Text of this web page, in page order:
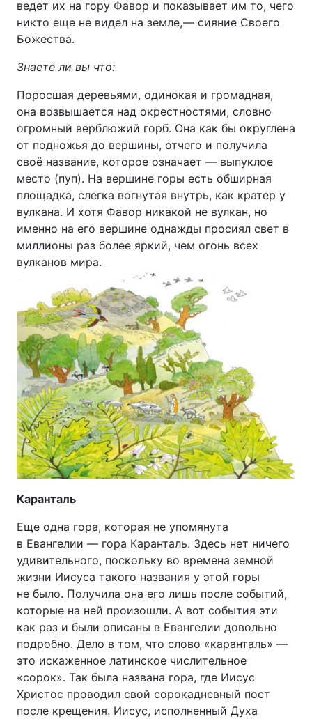
ведет их на гору Фавор и показывает им то, чего
никто еще не видел на земле, — сияние Своего
Божества.
Знаете ли вы что:
Поросшая деревьями, одинокая и громадная,
она возвышается над окрестностями, словно
огромный верблюжий горб. Она как бы округлена
от подножья до вершины, отчего и получила
своё название, которое означает — выпуклое
место (пуп). На вершине горы есть обширная
площадка, слегка вогнутая внутрь, как кратер у
вулкана. И хотя Фавор никакой не вулкан, но
именно на его вершине однажды просиял свет в
миллионы раз более яркий, чем огонь всех
вулканов мира.
Каранталь
Еще одна гора, которая не упомянута
в Евангелии — гора Каранталь. Здесь нет ничего
удивительного, поскольку во времена земной
жизни Иисуса такого названия у этой горы
не было. Получила она его лишь после событий,
которые на ней произошли. А вот события эти
как раз и были описаны в Евангелии довольно
подробно. Дело в том, что слово «каранталь» —
это искаженное латинское числительное
«сорок». Так была названа гора, где Иисус
Христос проводил свой сорокадневный пост
после крещения. Иисус, исполненный Духа